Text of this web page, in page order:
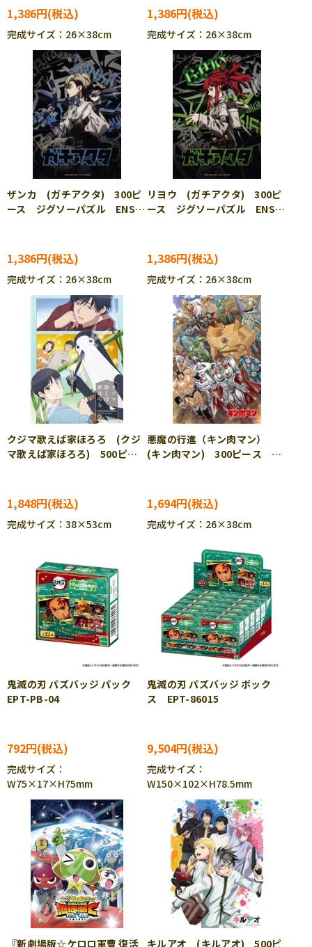
1,386円
完成サイズ：26×38cm
1,386円
完成サイズ：26×38cm
ザンカ (ガチアクタ) 300ピ
ース ジグソーパズル ENS-
1,386円
完成サイズ：26×38cm
リヨウ (ガチアクタ) 300ピ
ース ジグソーパズル ENS-
1,386円
完成サイズ：26×38cm
クジマ歌えば家ほろろ (クジ
マ歌えば家ほろろ) 500ピー
1,848円
完成サイズ：38×53cm
悪魔の行進（キン肉マン）
(キン肉マン) 300ピース ジ
1,694円
完成サイズ：26×38cm
鬼滅の刃 パズバッジ パック
EPT-PB-04
792円
完成サイズ：
W75×17×H75mm
鬼滅の刃 パズバッジ ボック
ス EPT-86015
9,504円
完成サイズ：
W150×102×H78.5mm
『新劇場版☆ケロロ軍曹 復活
キルアオ (キルアオ) 500ピ